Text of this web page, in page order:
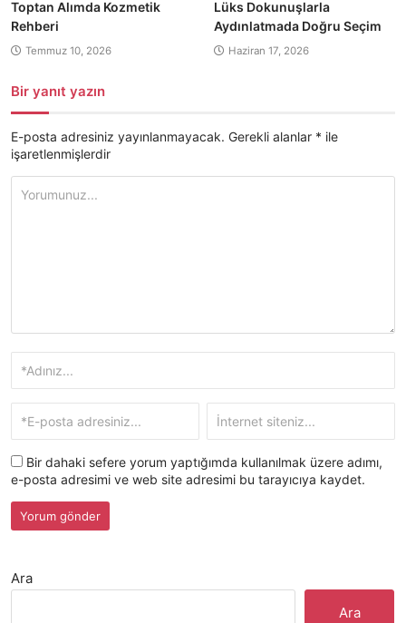
Toptan Alımda Kozmetik
Rehberi
Temmuz 10, 2026
Lüks Dokunuşlarla
Aydınlatmada Doğru Seçim
Haziran 17, 2026
Bir yanıt yazın
E-posta adresiniz yayınlanmayacak. Gerekli alanlar * ile
işaretlenmişlerdir
Bir dahaki sefere yorum yaptığımda kullanılmak üzere adımı,
e-posta adresimi ve web site adresimi bu tarayıcıya kaydet.
Ara
Ara